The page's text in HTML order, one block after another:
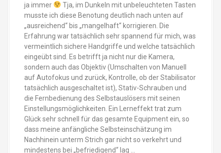
ja immer
Tja, im Dunkeln mit unbeleuchteten Tasten
musste ich diese Benotung deutlich nach unten auf
„ausreichend“ bis „mangelhaft“ korrigieren. Die
Erfahrung war tatsächlich sehr spannend für mich, was
vermeintlich sichere Handgriffe und welche tatsächlich
eingeübt sind. Es betrifft ja nicht nur die Kamera,
sondern auch das Objektiv (Umschalten von Manuell
auf Autofokus und zurück, Kontrolle, ob der Stabilisator
tatsächlich ausgeschaltet ist), Stativ-Schrauben und
die Fernbedienung des Selbstauslösers mit seinen
Einstellungsmöglichkeiten. Ein Lerneffekt trat zum
Glück sehr schnell für das gesamte Equipment ein, so
dass meine anfängliche Selbsteinschätzung im
Nachhinein unterm Strich gar nicht so verkehrt und
mindestens bei „befriedigend“ lag …